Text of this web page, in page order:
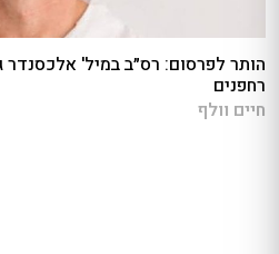
הותר לפרסום: רס״ב במיל' אלכסנדר
רחפנים
חיים וולף